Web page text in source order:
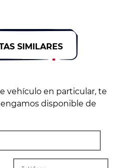
SIMILARES
vehículo en particular, te
disponible de